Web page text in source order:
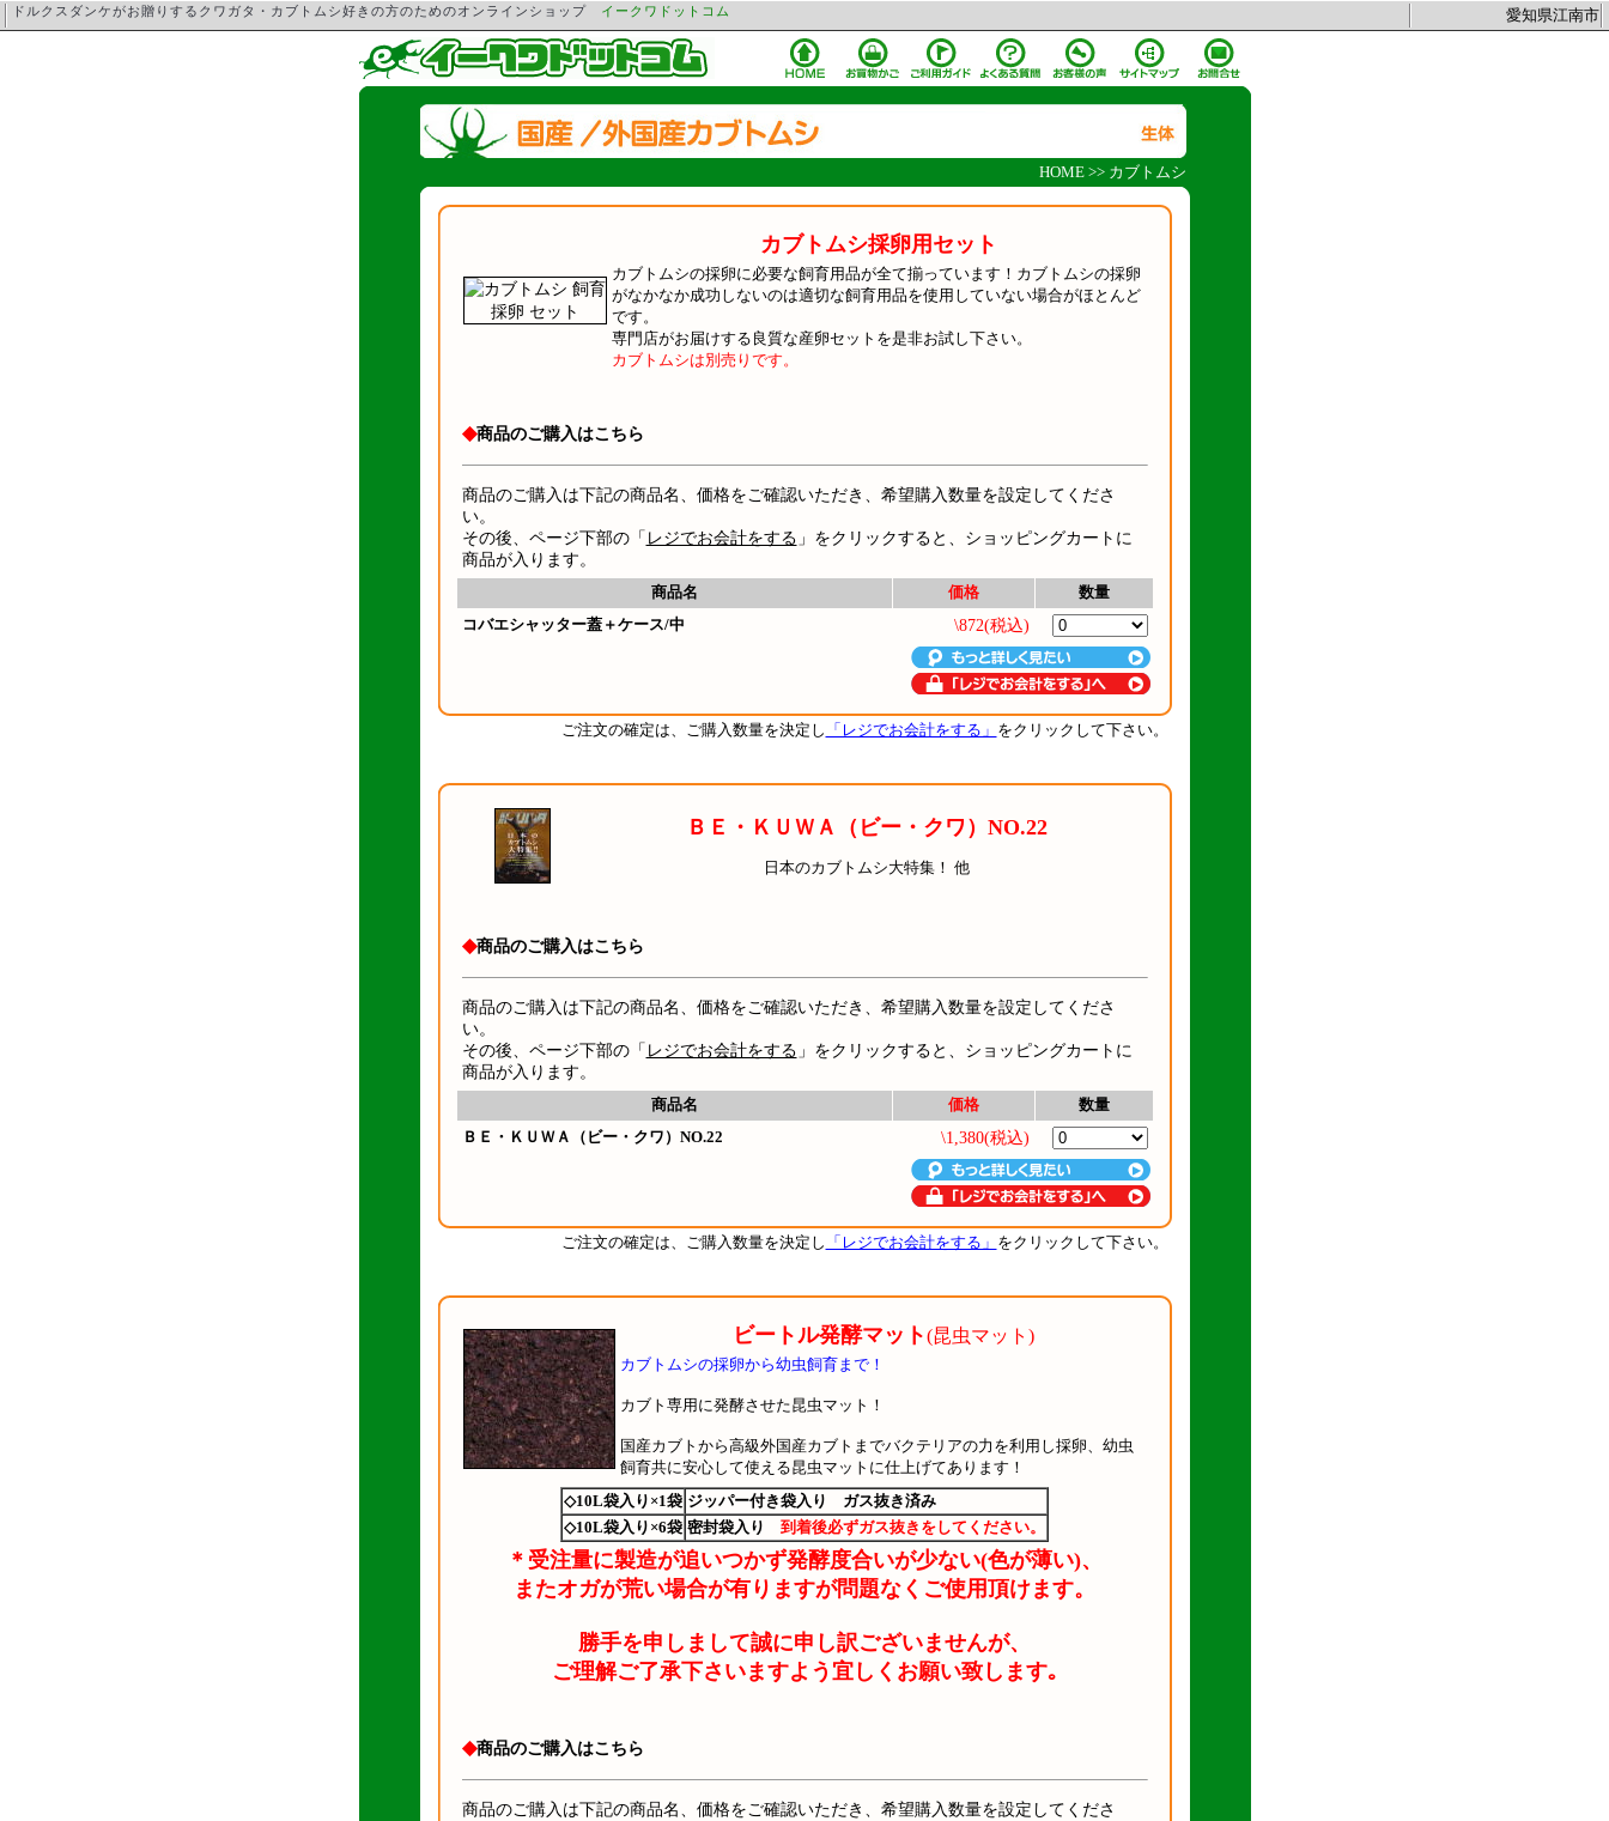
ドルクスダンケがお贈りするクワガタ・カブトムシ好きの方のためのオンラインショップ イークワドットコム 愛知県江南市
HOME>> カブトムシ
カブトムシ採卵用セット
カブトムシの採卵に必要な飼育用品が全て揃っています！カブトムシの採卵
がなかなか成功しないのは適切な飼育用品を使用していない場合がほとんど
です。
専門店がお届けする良質な産卵セットを是非お試し下さい。
カブトムシは別売りです。
◆商品のご購入はこちら
商品のご購入は下記の商品名、価格をご確認いただき、希望購入数量を設定してくださ
い。
その後、ページ下部の「 レジでお会計をする 」をクリックすると、ショッピングカートに
商品が入ります。
商品名 価格 数量
コバエシャッター蓋＋ケース/中 \872(税込)
ご注文の確定は、ご購入数量を決定し 「レジでお会計をする」 をクリックして下さい。
ＢＥ・ＫＵＷＡ（ビー・クワ）NO.22
日本のカブトムシ大特集！ 他
◆商品のご購入はこちら
商品のご購入は下記の商品名、価格をご確認いただき、希望購入数量を設定してくださ
い。
その後、ページ下部の「 レジでお会計をする 」をクリックすると、ショッピングカートに
商品が入ります。
商品名 価格 数量
ＢＥ・ＫＵＷＡ（ビー・クワ）NO.22 \1,380(税込)
ご注文の確定は、ご購入数量を決定し 「レジでお会計をする」 をクリックして下さい。
ビートル発酵マット(昆虫マット)
カブトムシの採卵から幼虫飼育まで！
カブト専用に発酵させた昆虫マット！
国産カブトから高級外国産カブトまでバクテリアの力を利用し採卵、幼虫
飼育共に安心して使える昆虫マットに仕上げてあります！
◇10L袋入り×1袋 ジッパー付き袋入り ガス抜き済み
◇10L袋入り×6袋 密封袋入り 到着後必ずガス抜きをしてください。
＊受注量に製造が追いつかず発酵度合いが少ない(色が薄い)、
またオガが荒い場合が有りますが問題なくご使用頂けます。
勝手を申しまして誠に申し訳ございませんが、
ご理解ご了承下さいますよう宜しくお願い致します｡
◆商品のご購入はこちら
商品のご購入は下記の商品名、価格をご確認いただき、希望購入数量を設定してくださ